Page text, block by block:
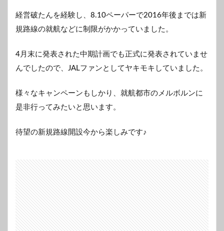
経営破たんを経験し、8.10ペーパーで2016年後までは新
規路線の就航などに制限がかかっていました。
4月末に発表された中期計画でも正式に発表されていませ
んでしたので、JALファンとしてヤキモキしていました。
様々なキャンペーンもしかり、就航都市のメルボルンに
是非行ってみたいと思います。
待望の新規路線開設今から楽しみです♪